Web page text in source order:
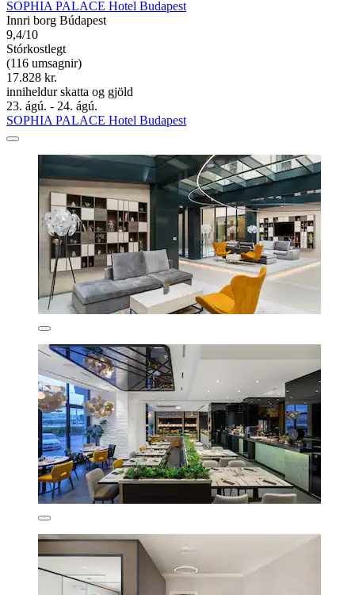
SOPHIA PALACE Hotel Budapest
Innri borg Búdapest
9,4/10
Stórkostlegt
(116 umsagnir)
17.828 kr.
inniheldur skatta og gjöld
23. ágú. - 24. ágú.
SOPHIA PALACE Hotel Budapest